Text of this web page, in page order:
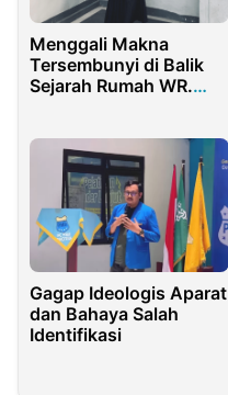
Menggali Makna
Tersembunyi di Balik
Sejarah Rumah WR.
Gagap Ideologis Aparat
dan Bahaya Salah
Identifikasi